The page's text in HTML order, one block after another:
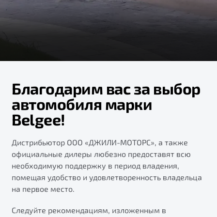
S50
Элегантный и практичный седан
Расчет КАСКО
Узнайте о специальных выгодах при покупке
Помощь на дорогах
Belgee Клуб
Belgee Плюс
Реферальная программа
Благодарим вас за выбор
автомобиля марки
Belgee!
Дистрибьютор ООО «ДЖИЛИ-МОТОРС», а также
официальные дилеры любезно предоставят всю
необходимую поддержку в период владения,
помещая удобство и удовлетворенность владельца
на первое место.
Следуйте рекомендациям, изложенным в